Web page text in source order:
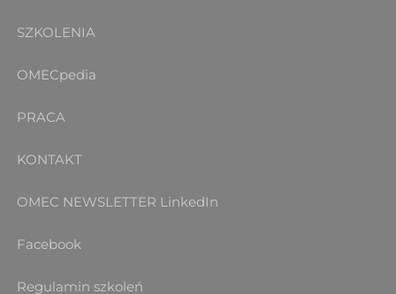
SZKOLENIA
OMECpedia
PRACA
KONTAKT
OMEC NEWSLETTER LinkedIn
Facebook
Regulamin szkoleń